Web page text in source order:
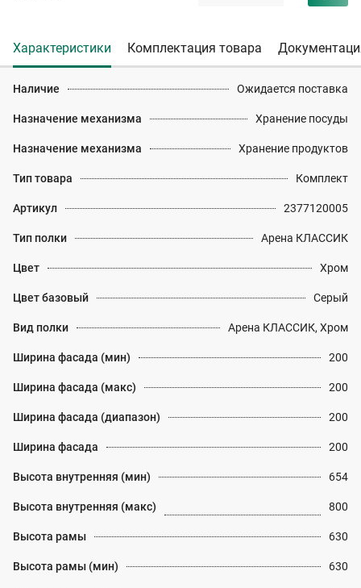
Характеристики Комплектация товара
Наличие Ожидается поставка
Назначение механизма Хранение посуды
Назначение механизма Хранение продуктов
Тип товара Комплект
Артикул 2377120005
Тип полки Арена КЛАССИК
Цвет Хром
Цвет базовый Серый
Вид полки Арена КЛАССИК, Хром
Ширина фасада (мин) 200
Ширина фасада (макс) 200
Ширина фасада (диапазон) 200
Ширина фасада 200
Высота внутренняя (мин) 654
Высота внутренняя (макс) 800
Высота рамы 630
Высота рамы (мин) 630